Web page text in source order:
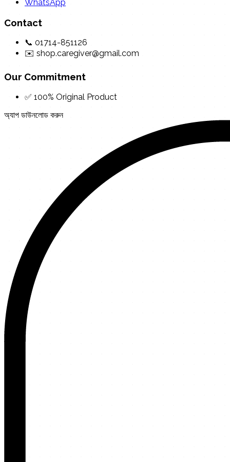
WhatsApp
Contact
📞 01714-851126
✉️ shop.caregiver@gmail.com
Our Commitment
✅ 100% Original Product
অ্যাপ ডাউনলোড করুন